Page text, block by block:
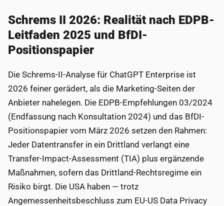
Schrems II 2026: Realität nach EDPB-
Leitfaden 2025 und BfDI-
Positionspapier
Die Schrems-II-Analyse für ChatGPT Enterprise ist
2026 feiner gerädert, als die Marketing-Seiten der
Anbieter nahelegen. Die EDPB-Empfehlungen 03/2024
(Endfassung nach Konsultation 2024) und das BfDI-
Positionspapier vom März 2026 setzen den Rahmen:
Jeder Datentransfer in ein Drittland verlangt eine
Transfer-Impact-Assessment (TIA) plus ergänzende
Maßnahmen, sofern das Drittland-Rechtsregime ein
Risiko birgt. Die USA haben — trotz
Angemessenheitsbeschluss zum EU-US Data Privacy